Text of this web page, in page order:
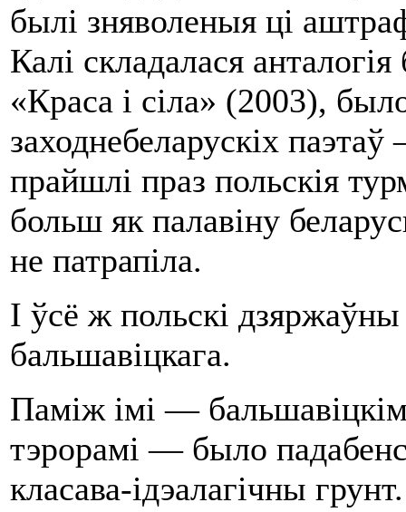
былі зняволеныя ці
Калі складалася
«Краса і сіла» (2003),
заходнебеларускіх
прайшлі праз польскія
больш як палавіну
не патрапіла.
І ўсё ж польскі
бальшавіцкага.
Паміж імі —
тэрорамі — было
класава-ідэалагічны грунт.